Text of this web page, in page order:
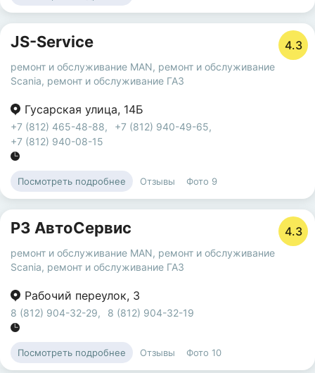
JS-Service 4.3
ремонт и обслуживание MAN, ремонт и обслуживание
Scania, ремонт и обслуживание ГАЗ
Гусарская улица, 14Б
+7 (812) 465-48-88, +7 (812) 940-49-65,
+7 (812) 940-08-15
Посмотреть подробнее Отзывы Фото 9
Р3 АвтоСервис 4.3
ремонт и обслуживание MAN, ремонт и обслуживание
Scania, ремонт и обслуживание ГАЗ
Рабочий переулок, 3
8 (812) 904-32-29, 8 (812) 904-32-19
Посмотреть подробнее Отзывы Фото 10